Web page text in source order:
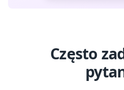
Często